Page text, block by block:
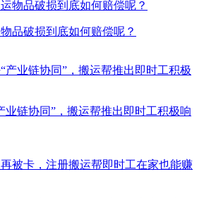
品破损到底如何赔偿呢？
业链协同”，搬运帮推出即时工积极响